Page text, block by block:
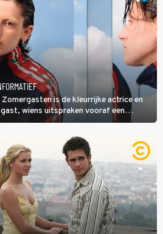
is de kleurrijke actrice en
wiens uitspraken vooraf een
ideale televisieavond is zoals mijn
en vol angsten'.